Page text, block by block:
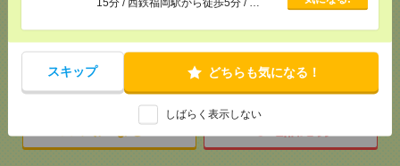
スキップ どちらも気になる！
しばらく表示しない
応募ページへ
気になる！